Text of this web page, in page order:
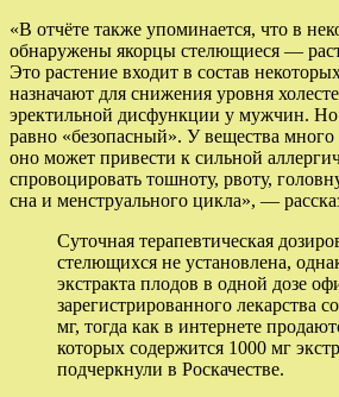
«В отчёте также упоминается, что в
обнаружены якорцы стелющиеся —
Это растение входит в состав
назначают для снижения уровня
эректильной дисфункции у мужчин.
равно «безопасный». У вещества
оно может привести к сильной
спровоцировать тошноту, рвоту,
сна и менструального цикла», —
Суточная терапевтическая
стелющихся не установлена,
экстракта плодов в одной дозе
зарегистрированного лекарства
мг, тогда как в интернете
которых содержится 1000 мг
подчеркнули в Роскачестве.